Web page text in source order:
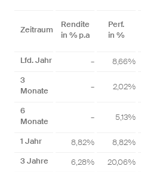
Zeitraum
Rendite
in % p.a
Perf.
in %
Lfd. Jahr – 8,66%
3
Monate
– 2,02%
6
Monate
– 5,13%
1 Jahr 8,82% 8,82%
3 Jahre
6,28% 20,06%